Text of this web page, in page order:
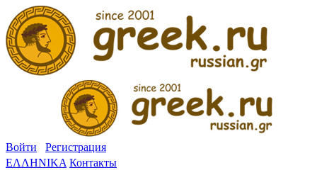
Войти
Регистрация
ΕΛΛΗΝΙΚΑ Контакты